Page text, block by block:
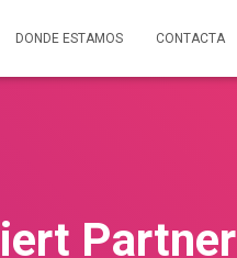
DONDE ESTAMOS CONTACTA
Partner